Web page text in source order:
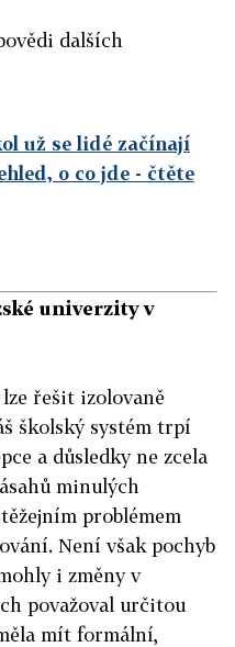
dalších
už se lidé začínají
o co jde - čtěte
univerzity v
řešit izolovaně
školský systém trpí
a důsledky ne zcela
minulých
problémem
Není však pochyb
i změny v
považoval určitou
mít formální,